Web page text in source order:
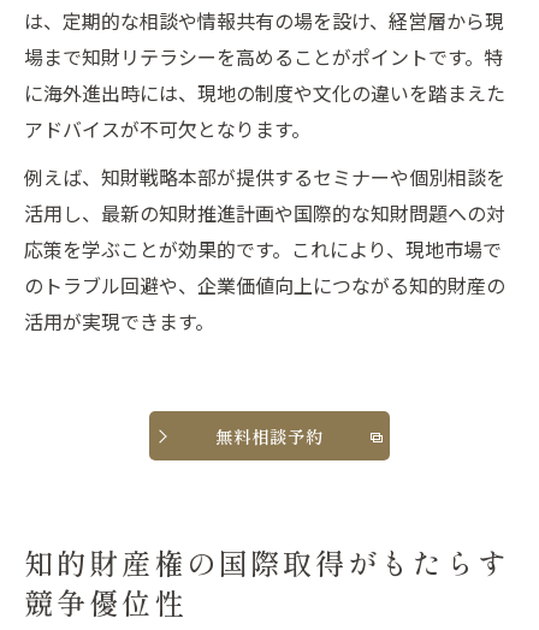
は、定期的な相談や情報共有の場を設け、経営層から現
場まで知財リテラシーを高めることがポイントです。特
に海外進出時には、現地の制度や文化の違いを踏まえた
アドバイスが不可欠となります。
例えば、知財戦略本部が提供するセミナーや個別相談を
活用し、最新の知財推進計画や国際的な知財問題への対
応策を学ぶことが効果的です。これにより、現地市場で
のトラブル回避や、企業価値向上につながる知的財産の
活用が実現できます。
無料相談予約
知的財産権の国際取得がもたらす
競争優位性